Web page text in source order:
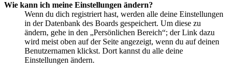
Wie kann ich meine Einstellungen ändern?
Wenn du dich registriert hast, werden alle deine Einstellungen
in der Datenbank des Boards gespeichert. Um diese zu
ändern, gehe in den „Persönlichen Bereich“; der Link dazu
wird meist oben auf der Seite angezeigt, wenn du auf deinen
Benutzernamen klickst. Dort kannst du alle deine
Einstellungen ändern.